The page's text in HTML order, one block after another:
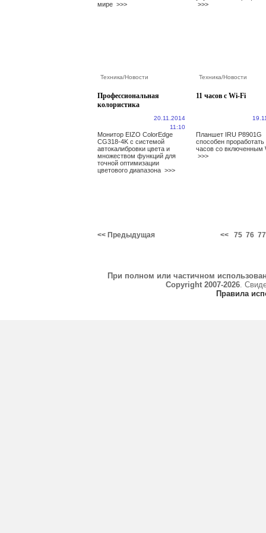
мире >>>
>>>
Техника/Новости
Профессиональная
колористика
20.11.2014
11:10
Монитор EIZO ColorEdge
CG318-4K с системой
автокалибровки цвета и
множеством функций для
точной оптимизации
цветового диапазона >>>
Техника/Новости
11 часов с Wi-Fi
Планшет IRU P8901G
способен проработать
часов со включенным
>>>
<< Предыдущая << 75 76 77
При полном или частичном
Copyright 2007-2026.
Правила